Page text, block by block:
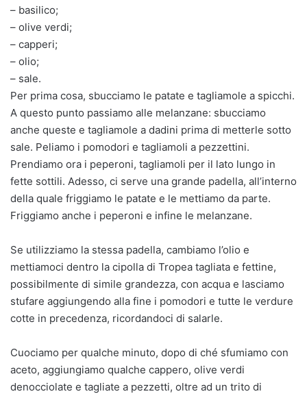
– basilico;
– olive verdi;
– capperi;
– olio;
– sale.
Per prima cosa, sbucciamo le patate e tagliamole a spicchi.
A questo punto passiamo alle melanzane: sbucciamo
anche queste e tagliamole a dadini prima di metterle sotto
sale. Peliamo i pomodori e tagliamoli a pezzettini.
Prendiamo ora i peperoni, tagliamoli per il lato lungo in
fette sottili. Adesso, ci serve una grande padella, all’interno
della quale friggiamo le patate e le mettiamo da parte.
Friggiamo anche i peperoni e infine le melanzane.
Se utilizziamo la stessa padella, cambiamo l’olio e
mettiamoci dentro la cipolla di Tropea tagliata e fettine,
possibilmente di simile grandezza, con acqua e lasciamo
stufare aggiungendo alla fine i pomodori e tutte le verdure
cotte in precedenza, ricordandoci di salarle.
Cuociamo per qualche minuto, dopo di ché sfumiamo con
aceto, aggiungiamo qualche cappero, olive verdi
denocciolate e tagliate a pezzetti, oltre ad un trito di